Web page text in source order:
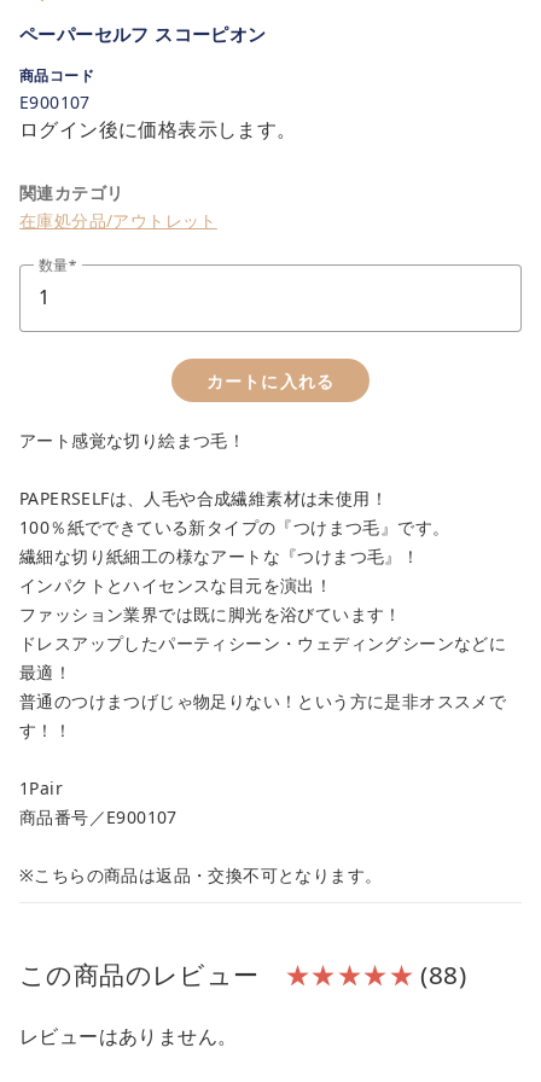
ペーパーセルフ スコーピオン
商品コード
E900107
ログイン後に価格表示します。
関連カテゴリ
在庫処分品/アウトレット
数量
カートに入れる
カートに追加しました。
お買い物を続ける
アート感覚な切り絵まつ毛！
PAPERSELFは、人毛や合成繊維素材は未使用！
100％紙でできている新タイプの『つけまつ毛』です。
繊細な切り紙細工の様なアートな『つけまつ毛』！
インパクトとハイセンスな目元を演出！
ファッション業界では既に脚光を浴びています！
ドレスアップしたパーティシーン・ウェディングシーンなどに
最適！
普通のつけまつげじゃ物足りない！という方に是非オススメで
す！！
1Pair
商品番号／E900107
※こちらの商品は返品・交換不可となります。
この商品のレビュー ★★★★★(88)
レビューはありません。